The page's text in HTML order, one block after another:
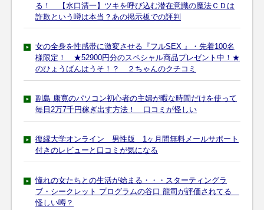
る！ 【水口清一】ツキを呼び込む潜在意識の魔法ＣＤは
詐欺という噂は本当？あの掲示板での評判
女の全身を性感帯に激変させる『フルSEX 』・先着100名
様限定！ ★52900円分のスペシャル商品プレゼント中！★
のひょうばんはうそ！？ ２ちゃんのクチコミ
副島 康寛のパソコン初心者の主婦が暇な時間だけを使って
毎日2万7千円稼ぎ出す方法！ 口コミが怪しい
復縁大学オンライン 男性版 1ヶ月間無料メールサポート
付きのレビューと口コミが気になる
憧れの女たちとの生活が始まる・・・スターティングラ
ブ・シークレット プログラムの谷口 龍司が評価されてる
怪しい噂？